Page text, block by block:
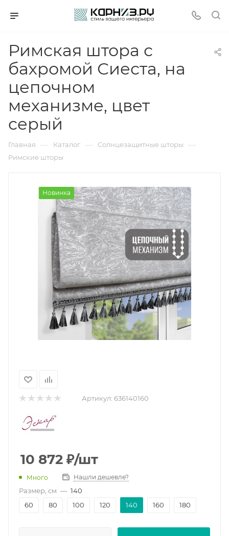
Римская штора с
бахромой Сиеста, на
цепочном
механизме, цвет
серый
Главная — Каталог — Солнцезащитные шторы —
Римские шторы
Новинка
Артикул: 636140160
10 872 ₽/шт
Много Нашли дешевле?
Размер, см — 140
60
80 100 120 140 160 180